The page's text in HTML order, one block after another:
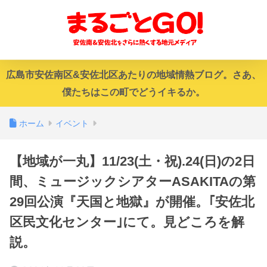
広島市安佐南区&安佐北区あたりの地域情熱ブログ。さあ、
僕たちはこの町でどうイキるか。
ホーム イベント
【地域が一丸】11/23(土・祝).24(日)の2日
間、ミュージックシアターASAKITAの第
29回公演『天国と地獄』が開催。｢安佐北
区民文化センター｣にて。見どころを解
説。